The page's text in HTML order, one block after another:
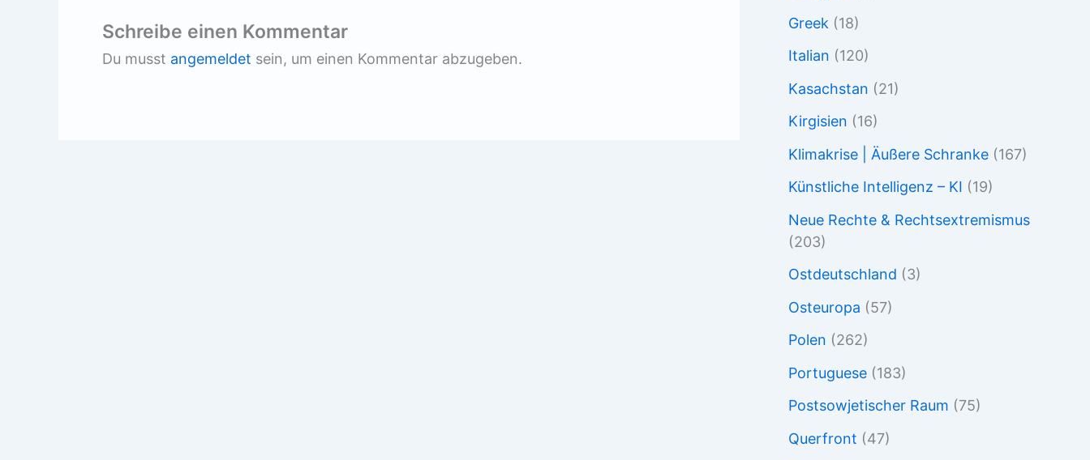
Schreibe einen Kommentar
Du musst angemeldet sein, um einen Kommentar abzugeben.
Greek (18)
Italian (120)
Kasachstan (21)
Kirgisien (16)
Klimakrise | Äußere Schranke (167)
Künstliche Intelligenz – KI (19)
Neue Rechte & Rechtsextremismus
(203)
Ostdeutschland (3)
Osteuropa (57)
Polen (262)
Portuguese (183)
Postsowjetischer Raum (75)
Querfront (47)